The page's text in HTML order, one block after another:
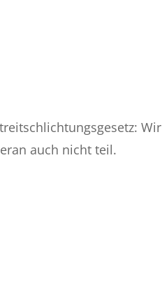
auch nicht teil.